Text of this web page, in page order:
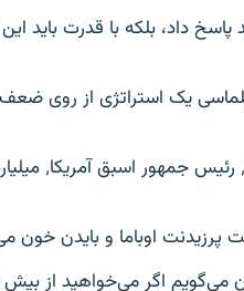
داد، بلکه با قدرت باید این
یک استراتژی از روی
این سناتور جمهوری‌خواه گفت
اوباما و بایدن خون